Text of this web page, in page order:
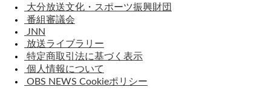
大分放送文化・スポーツ振興財団
番組審議会
JNN
放送ライブラリー
特定商取引法に基づく表示
個人情報について
OBS NEWS Cookieポリシー